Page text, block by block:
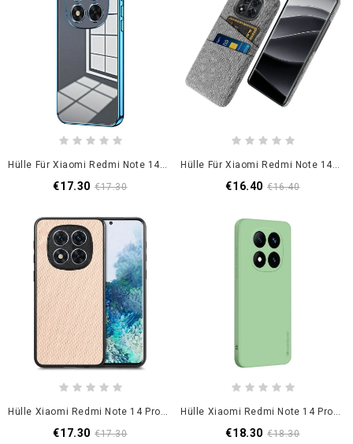
Hülle Für Xiaomi Redmi Note 14 Pro 5g Metallrahmen
€17.30 €17.30
Hülle Für Xiaomi Redmi Note 14 Pro 5g Stoff-Kartenhalter
€16.40 €16.40
Hülle Xiaomi Redmi Note 14 Pro 5g Kohlefaser
€17.30 €17.30
Hülle Xiaomi Redmi Note 14 Pro 5g Pinwuyo Silikon
€18.30 €18.30